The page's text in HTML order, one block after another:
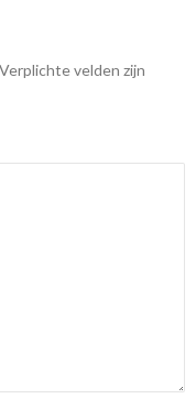
Verplichte velden zijn